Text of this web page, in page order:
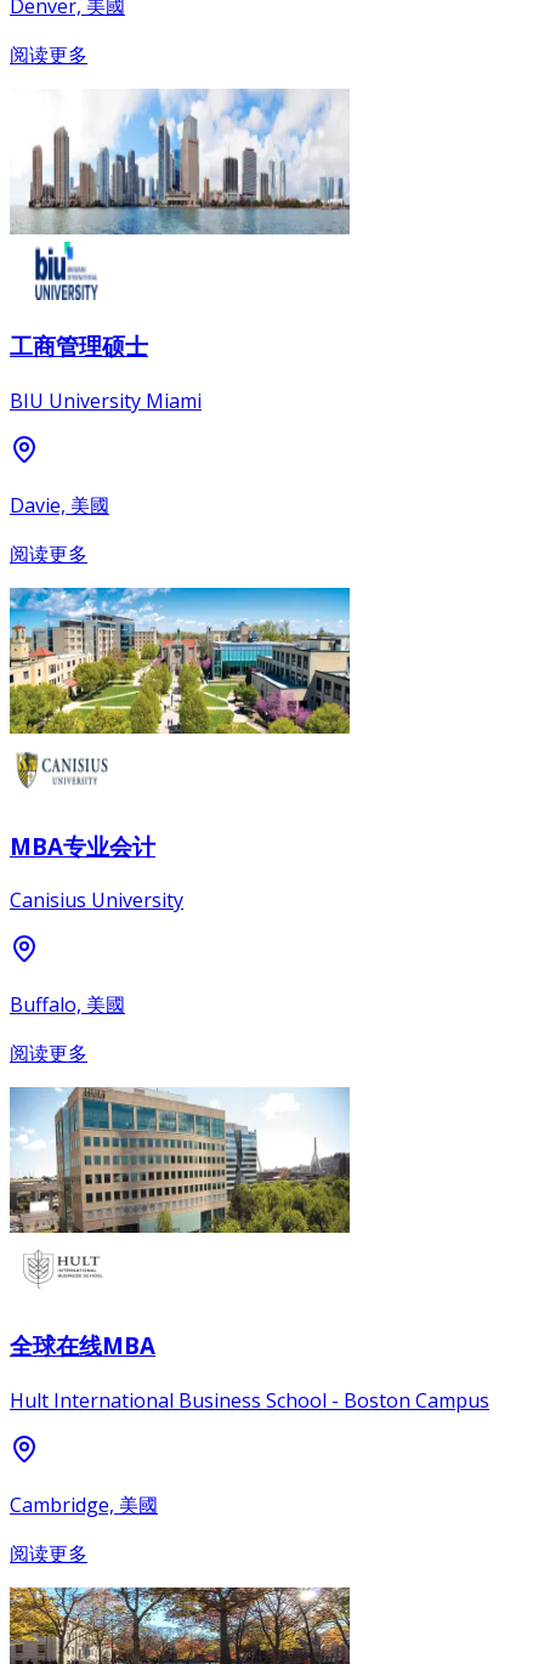
Denver, 美國
阅读更多
工商管理硕士
BIU University Miami
Davie, 美國
阅读更多
MBA专业会计
Canisius University
Buffalo, 美國
阅读更多
全球在线MBA
Hult International Business School - Boston Campus
Cambridge, 美國
阅读更多